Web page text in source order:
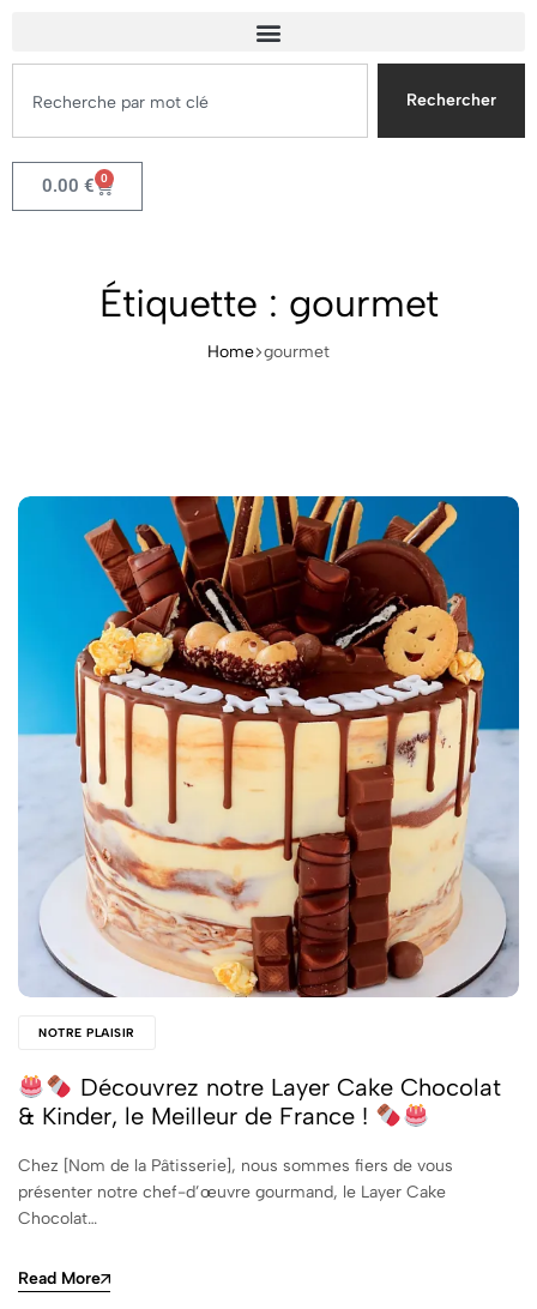
Rechercher
0.00 € 0
Étiquette : gourmet
Home gourmet
NOTRE PLAISIR
Découvrez notre Layer Cake Chocolat
& Kinder, le Meilleur de France !
Chez [Nom de la Pâtisserie], nous sommes fiers de vous
présenter notre chef-d’œuvre gourmand, le Layer Cake
Chocolat…
Read More